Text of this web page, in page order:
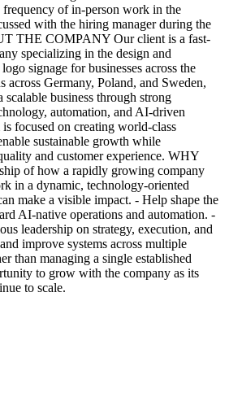
of in-person work in the
with the hiring manager during the
THE COMPANY Our client is a fast-
specializing in the design and
signage for businesses across the
across Germany, Poland, and Sweden,
business through strong
automation, and AI-driven
focused on creating world-class
sustainable growth while
and customer experience. WHY
of how a rapidly growing company
in a dynamic, technology-oriented
make a visible impact. - Help shape the
AI-native operations and automation. -
leadership on strategy, execution, and
improve systems across multiple
than managing a single established
to grow with the company as its
to scale.